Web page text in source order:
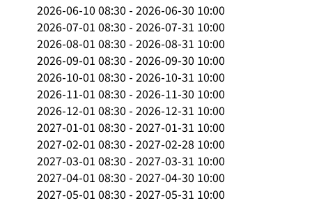
2026-06-10 08:30 - 2026-06-30 10:00
2026-07-01 08:30 - 2026-07-31 10:00
2026-08-01 08:30 - 2026-08-31 10:00
2026-09-01 08:30 - 2026-09-30 10:00
2026-10-01 08:30 - 2026-10-31 10:00
2026-11-01 08:30 - 2026-11-30 10:00
2026-12-01 08:30 - 2026-12-31 10:00
2027-01-01 08:30 - 2027-01-31 10:00
2027-02-01 08:30 - 2027-02-28 10:00
2027-03-01 08:30 - 2027-03-31 10:00
2027-04-01 08:30 - 2027-04-30 10:00
2027-05-01 08:30 - 2027-05-31 10:00